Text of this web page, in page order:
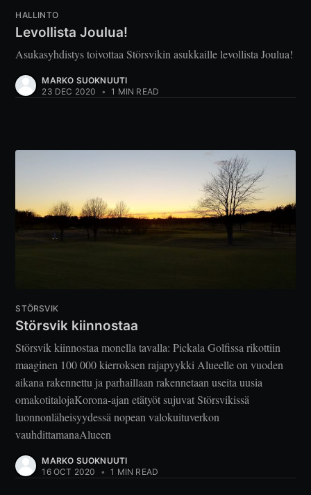
HALLINTO
Levollista Joulua!
Asukasyhdistys toivottaa Störsvikin asukkaille levollista Joulua!
MARKO SUOKNUUTI
23 DEC 2020
• 1 MIN READ
STÖRSVIK
Störsvik kiinnostaa
Störsvik kiinnostaa monella tavalla: Pickala Golfissa rikottiin
maaginen 100 000 kierroksen rajapyykki Alueelle on vuoden
aikana rakennettu ja parhaillaan rakennetaan useita uusia
omakotitalojaKorona-ajan etätyöt sujuvat Störsvikissä
luonnonläheisyydessä nopean valokuituverkon
vauhdittamanaAlueen
MARKO SUOKNUUTI
16 OCT 2020
• 1 MIN READ